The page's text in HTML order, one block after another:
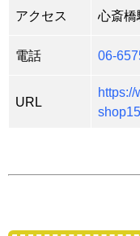
アクセス 心斎橋
電話 06-
URL